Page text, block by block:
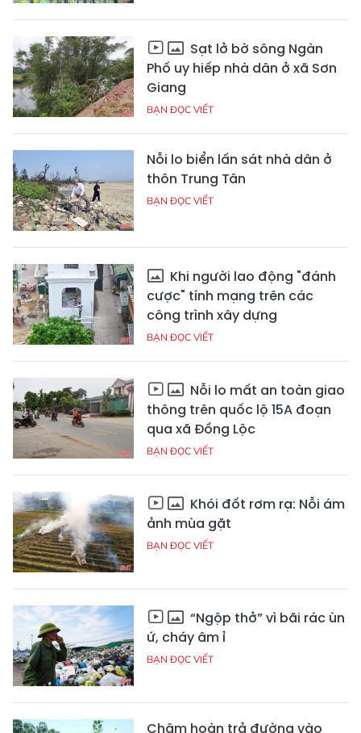
Sạt lở bờ sông Ngàn
Phố uy hiếp nhà dân ở xã Sơn
Giang
BẠN ĐỌC VIẾT
Nỗi lo biển lấn sát nhà dân ở
thôn Trung Tân
BẠN ĐỌC VIẾT
Khi người lao động "đánh
cược" tính mạng trên các
công trình xây dựng
BẠN ĐỌC VIẾT
Nỗi lo mất an toàn giao
thông trên quốc lộ 15A đoạn
qua xã Đồng Lộc
BẠN ĐỌC VIẾT
Khói đốt rơm rạ: Nỗi ám
ảnh mùa gặt
BẠN ĐỌC VIẾT
“Ngộp thở” vì bãi rác ùn
ứ, cháy âm ỉ
BẠN ĐỌC VIẾT
Chậm hoàn trả đường vào